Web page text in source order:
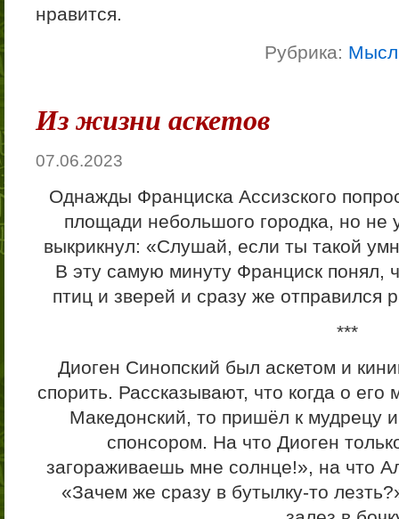
нравится.
Рубрика:
Из жизни аскетов
07.06.2023
Однажды Франциска Ассизского
площади небольшого городка, но не
выкрикнул: «Слушай, если ты такой
В эту самую минуту Франциск понял,
птиц и зверей и сразу же отправился
***
Диоген Синопский был аскетом и
спорить. Рассказывают, что когда о
Македонский, то пришёл к мудрецу
спонсором. На что Диоген
загораживаешь мне солнце!», на что
«Зачем же сразу в бутылку-то